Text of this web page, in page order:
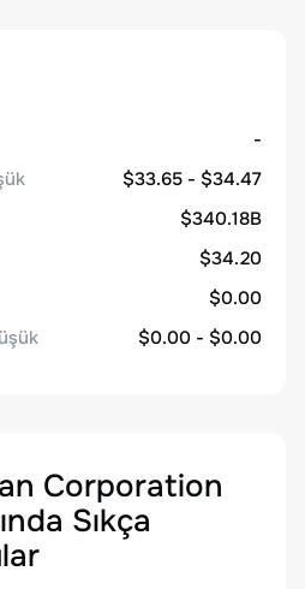
-
$33.65 - $34.47
$340.18B
$34.20
$0.00
$0.00 - $0.00
Corporation
Sıkça